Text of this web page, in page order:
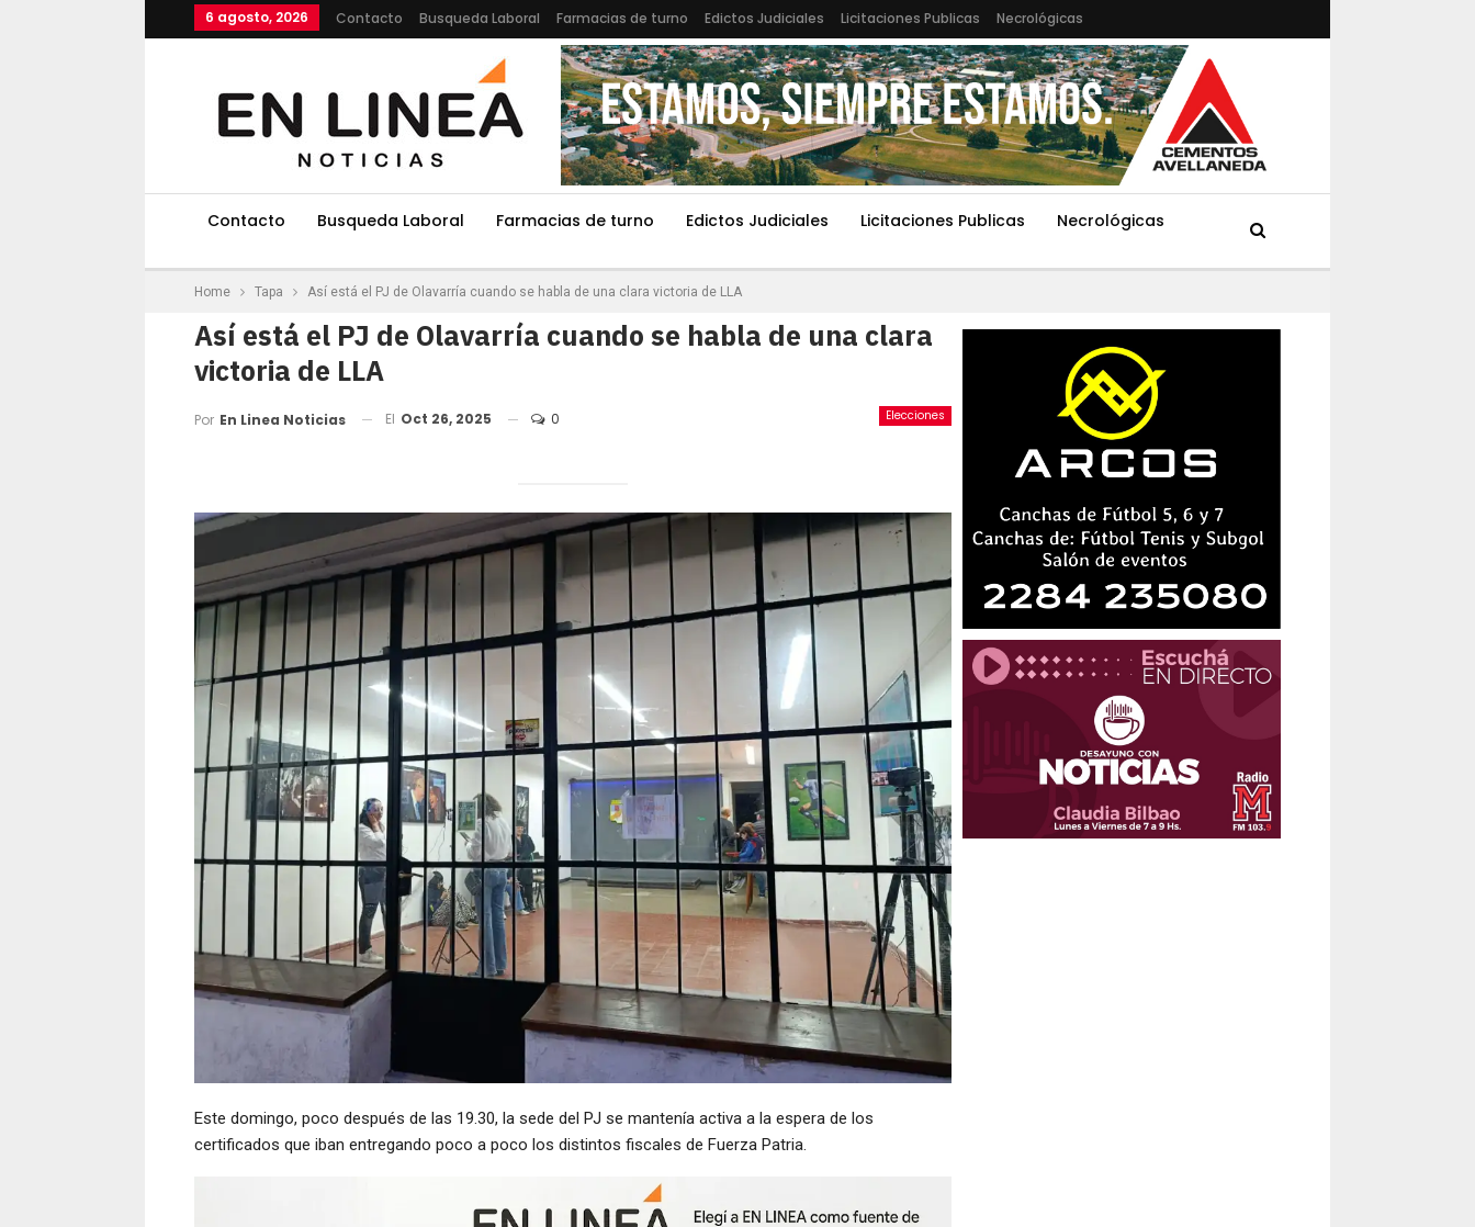
6 agosto, 2026 Contacto Busqueda Laboral Farmacias de turno Edictos Judiciales Licitaciones Publicas Necrológicas
Contacto Busqueda Laboral Farmacias de turno Edictos Judiciales Licitaciones Publicas Necrológicas
Home Tapa Así está el PJ de Olavarría cuando se habla de una clara victoria de LLA
Así está el PJ de Olavarría cuando se habla de una clara
victoria de LLA
Elecciones
Por En Linea Noticias El Oct 26, 2025 0
Este domingo, poco después de las 19.30, la sede del PJ se mantenía activa a la espera de los
certificados que iban entregando poco a poco los distintos fiscales de Fuerza Patria.